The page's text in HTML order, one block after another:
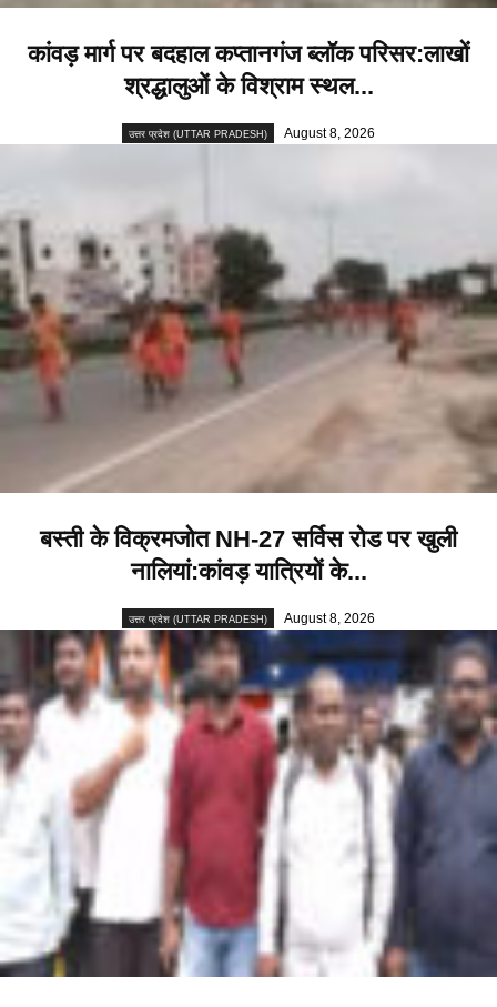
कांवड़ मार्ग पर बदहाल कप्तानगंज ब्लॉक परिसर:लाखों
श्रद्धालुओं के विश्राम स्थल...
उत्तर प्रदेश (UTTAR PRADESH) August 8, 2026
बस्ती के विक्रमजोत NH-27 सर्विस रोड पर खुली
नालियां:कांवड़ यात्रियों के...
उत्तर प्रदेश (UTTAR PRADESH) August 8, 2026